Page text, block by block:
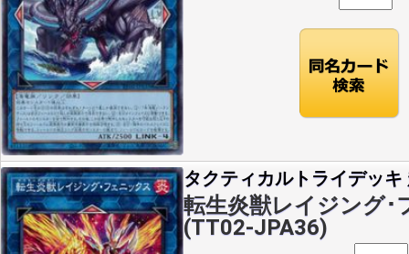
タクティカルトライデッキ
転生炎獣レイジング･
(TT02-JPA36)